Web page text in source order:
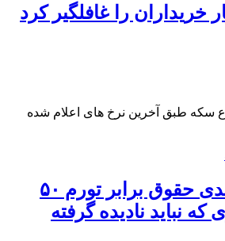
طلا ۱۸ عیار خریداران را غافلگیر کرد
و انواع سکه طبق آخرین نرخ های اعلام شده
افزایش ۲۰ درصدی حقوق برابر تورم ۵۰
نباید نادیده گرفته